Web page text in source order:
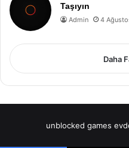
Taşıyın
Admin 4
Daha
unblocked games